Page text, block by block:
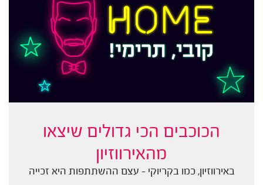
הכוכבים הכי גדולים שיצאו
מהאירווזיון
באירווזיון, כמו בקריוקי - עצם ההשתתפות היא זכייה